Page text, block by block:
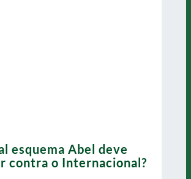
esquema Abel deve
contra o Internacional?